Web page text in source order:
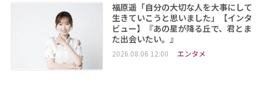
福原遥「自分の大切な人を大事にして
生きていこうと思いました」【インタ
ビュー】『あの星が降る丘で、君とま
た出会いたい。』
2026.08.06 12:00 エンタメ